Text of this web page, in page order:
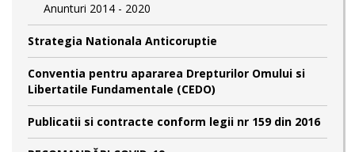
Anunturi 2014 - 2020
Strategia Nationala Anticoruptie
Conventia pentru apararea Drepturilor Omului si
Libertatile Fundamentale (CEDO)
Publicatii si contracte conform legii nr 159 din 2016